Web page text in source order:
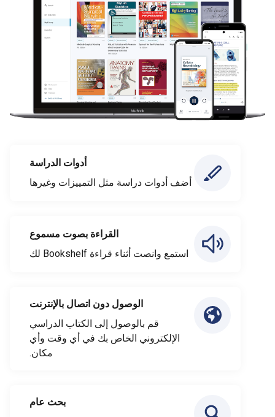
أدوات الدراسة
أضف أدوات دراسة مثل التمييزات وغيرها
القراءة بصوت مسموع
استمع وانصت أثناء قراءة Bookshelf لك
الوصول دون اتصال بالإنترنت
قم بالوصول إلى الكتاب الدراسي
الإلكتروني الخاص بك في أي وقت وأي
مكان.
بحث عام